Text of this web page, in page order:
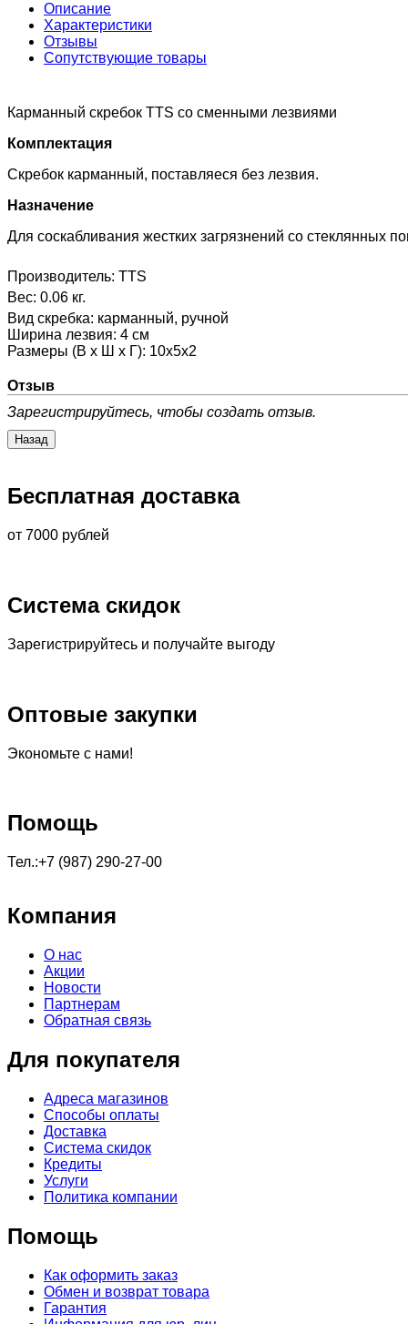
Описание
Характеристики
Отзывы
Сопутствующие товары
Карманный скребок TTS со сменными лезвиями
Комплектация
Скребок карманный, поставляеся без лезвия.
Назначение
Для соскабливания жестких загрязнений со стеклянных
Производитель: TTS
Вес: 0.06 кг.
Вид скребка: карманный, ручной
Ширина лезвия: 4 см
Размеры (В х Ш х Г): 10х5х2
Отзыв
Зарегистрируйтесь, чтобы создать отзыв.
Бесплатная доставка
от 7000 рублей
Система скидок
Зарегистрируйтесь и получайте выгоду
Оптовые закупки
Экономьте с нами!
Помощь
Тел.:+7 (987) 290-27-00
Компания
О нас
Акции
Новости
Партнерам
Обратная связь
Для покупателя
Адреса магазинов
Способы оплаты
Доставка
Система скидок
Кредиты
Услуги
Политика компании
Помощь
Как оформить заказ
Обмен и возврат товара
Гарантия